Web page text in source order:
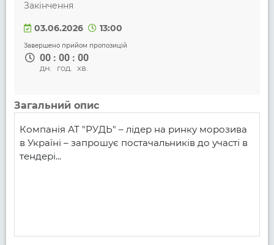
Закінчення
03.06.2026 13:00
Завершено прийом пропозицій
00 : 00 : 00
дн. год. хв.
Загальний опис
Компанія АТ "РУДЬ" – лідер на ринку морозива
в Україні – запрошує постачальників до участі в
тендері...